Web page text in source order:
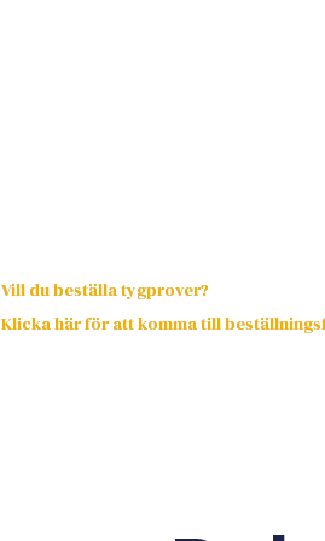
Vill du beställa tygprover?
Klicka här för att komma till